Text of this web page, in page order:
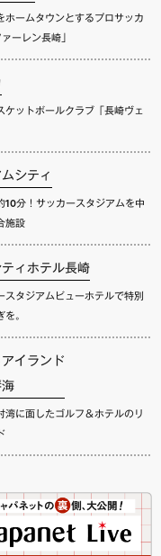
ホームタウンとするプロサッカ
ーレン長崎」
ケットボールクラブ「長崎ヴェ
シティ
10分！サッカースタジアムを中
施設
ィホテル長崎
スタジアムビューホテルで特別
。
イランド
湾に面したゴルフ＆ホテルのリ